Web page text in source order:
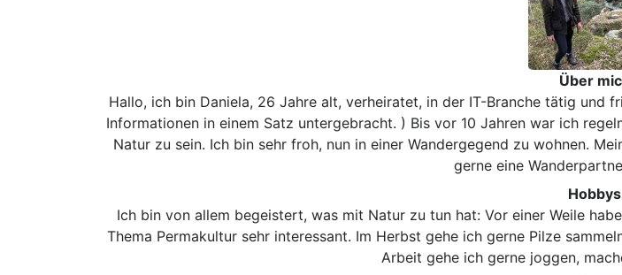
Über
Hallo, ich bin Daniela, 26 Jahre alt, verheiratet, in der IT-Branche tätig und
Informationen in einem Satz untergebracht. ) Bis vor 10 Jahren war ich
Natur zu sein. Ich bin sehr froh, nun in einer Wandergegend zu wohnen.
gerne eine
Hobbys
Ich bin von allem begeistert, was mit Natur zu tun hat: Vor einer Weile
Thema Permakultur sehr interessant. Im Herbst gehe ich gerne Pilze
Arbeit gehe ich gerne joggen,